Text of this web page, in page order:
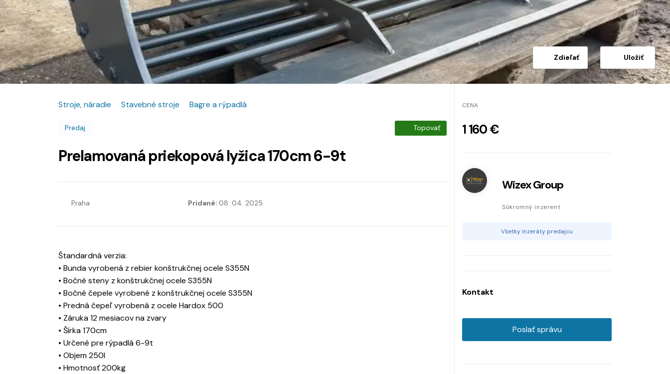
Zdieľať Uložiť
Stroje, náradie Stavebné stroje Bagre a rýpadlá
Predaj Topovať
Prelamovaná priekopová lyžica 170cm 6-9t
Praha Pridané: 08. 04. 2025
Štandardná verzia:
• Bunda vyrobená z rebier konštrukčnej ocele S355N
• Bočné steny z konštrukčnej ocele S355N
• Bočné čepele vyrobené z konštrukčnej ocele S355N
• Predná čepeľ vyrobená z ocele Hardox 500
• Záruka 12 mesiacov na zvary
• Šírka 170cm
• Určené pre rýpadlá 6-9t
• Objem 250l
• Hmotnosť 200kg
CENA
1 160 €
Wizex Group
Súkromný inzerent
Všetky inzeráty predajcu
Kontakt
Poslať správu